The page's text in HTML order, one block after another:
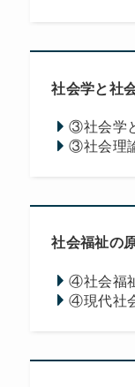
社会学と社
③社会学
③社会理
社会福祉の
④社会福
④現代社